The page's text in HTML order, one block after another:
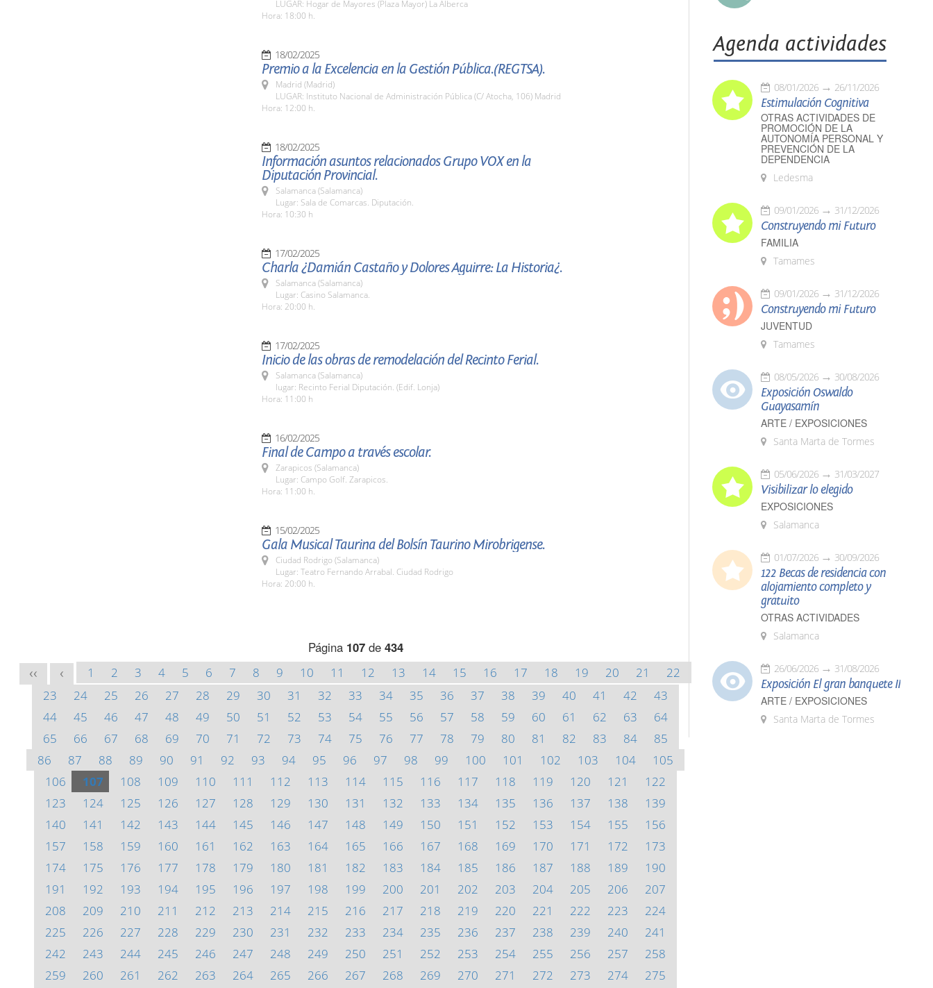
LUGAR: Hogar de Mayores (Plaza Mayor) La Alberca
Hora: 18:00 h.
18/02/2025
Premio a la Excelencia en la Gestión Pública.(REGTSA).
Madrid (Madrid)
LUGAR: Instituto Nacional de Administración Pública (C/ Atocha, 106) Madrid
Hora: 12:00 h.
18/02/2025
Información asuntos relacionados Grupo VOX en la
Diputación Provincial.
Salamanca (Salamanca)
Lugar: Sala de Comarcas. Diputación.
Hora: 10:30 h
17/02/2025
Charla ¿Damián Castaño y Dolores Aguirre: La Historia¿.
Salamanca (Salamanca)
Lugar: Casino Salamanca.
Hora: 20:00 h.
17/02/2025
Inicio de las obras de remodelación del Recinto Ferial.
Salamanca (Salamanca)
lugar: Recinto Ferial Diputación. (Edif. Lonja)
Hora: 11:00 h
16/02/2025
Final de Campo a través escolar.
Zarapicos (Salamanca)
Lugar: Campo Golf. Zarapicos.
Hora: 11:00 h.
15/02/2025
Gala Musical Taurina del Bolsín Taurino Mirobrigense.
Ciudad Rodrigo (Salamanca)
Lugar: Teatro Fernando Arrabal. Ciudad Rodrigo
Hora: 20:00 h.
Página 107de 434
<< < 1 2 3 4 5 6 7 8 9 10 11 12 13 14 15 16 17 18 19 20 21
22
23
24 25 26 27 28 29 30 31 32 33 34 35 36 37 38 39 40 41 42
43
44
45 46 47 48 49 50 51 52 53 54 55 56 57 58 59 60 61 62 63
64
65
66 67 68 69 70 71 72 73 74 75 76 77 78 79 80 81 82 83 84
85
86
87 88 89 90 91 92 93 94 95 96 97 98 99 100 101 102 103 104
105
106
107 108 109 110 111 112 113 114 115 116 117 118 119 120 121
122
123
124 125 126 127 128 129 130 131 132 133 134 135 136 137 138
139
140
141 142 143 144 145 146 147 148 149 150 151 152 153 154 155
156
157
158 159 160 161 162 163 164 165 166 167 168 169 170 171 172
173
174
175 176 177 178 179 180 181 182 183 184 185 186 187 188 189
190
191
192 193 194 195 196 197 198 199 200 201 202 203 204 205 206
207
208
209 210 211 212 213 214 215 216 217 218 219 220 221 222 223
224
225
226 227 228 229 230 231 232 233 234 235 236 237 238 239 240
241
242
243 244 245 246 247 248 249 250 251 252 253 254 255 256 257
258
259
260 261 262 263 264 265 266 267 268 269 270 271 272 273 274 275
Agenda actividades
08/01/2026 26/11/2026
Estimulación Cognitiva
OTRAS ACTIVIDADES DE
PROMOCIÓN DE LA
AUTONOMÍA PERSONAL Y
PREVENCIÓN DE LA
DEPENDENCIA
Ledesma
09/01/2026 31/12/2026
Construyendo mi Futuro
FAMILIA
Tamames
09/01/2026 31/12/2026
Construyendo mi Futuro
JUVENTUD
Tamames
08/05/2026 30/08/2026
Exposición Oswaldo
Guayasamín
ARTE / EXPOSICIONES
Santa Marta de Tormes
05/06/2026 31/03/2027
Visibilizar lo elegido
EXPOSICIONES
Salamanca
01/07/2026 30/09/2026
122 Becas de residencia con
alojamiento completo y
gratuito
OTRAS ACTIVIDADES
Salamanca
26/06/2026 31/08/2026
Exposición El gran banquete II
ARTE / EXPOSICIONES
Santa Marta de Tormes